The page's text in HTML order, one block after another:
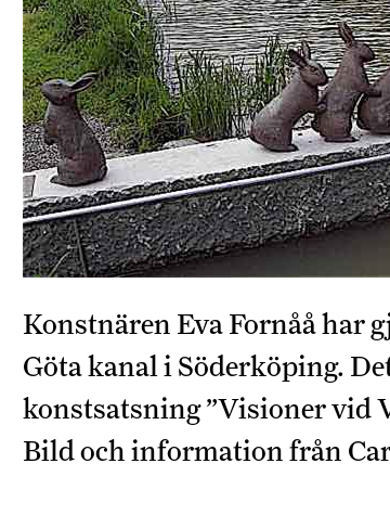
Konstnären Eva Fornåå har
Göta kanal i Söderköping.
konstsatsning ”Visioner vid
Bild och information från